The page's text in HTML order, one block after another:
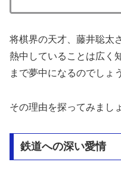
将棋界の天才、藤井聡太
熱中していることは広く
まで夢中になるのでしょ
その理由を探ってみまし
鉄道への深い愛情